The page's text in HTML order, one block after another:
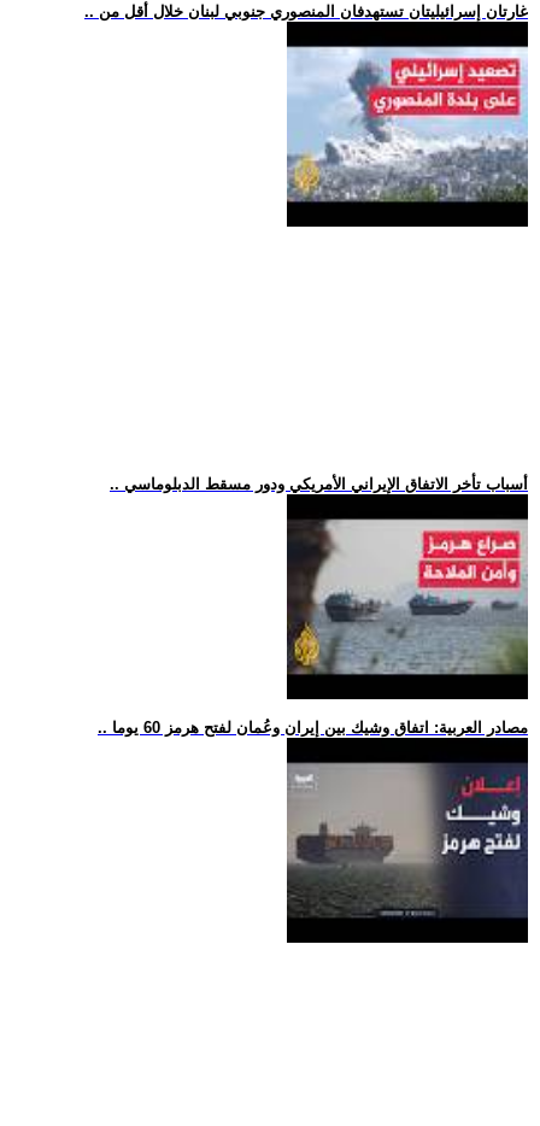
.. غارتان إسرائيليتان تستهدفان المنصوري جنوبي لبنان خلال أقل من
.. أسباب تأخر الاتفاق الإيراني الأمريكي ودور مسقط الدبلوماسي
.. مصادر العربية: اتفاق وشيك بين إيران وعُمان لفتح هرمز 60 يوما